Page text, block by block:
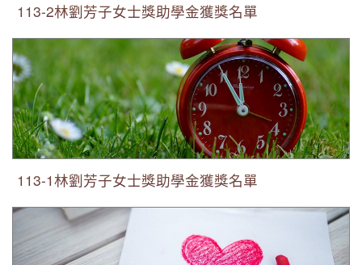
113-2林劉芳子女士獎助學金獲獎名單
113-1林劉芳子女士獎助學金獲獎名單
113-1林劉芳子女士獎助學金獲獎名單
拼甄選vs.念指考的時間管理？把握1：1原則